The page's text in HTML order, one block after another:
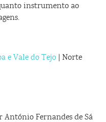
instrumento ao
e Vale do Tejo | Norte
António Fernandes de Sá